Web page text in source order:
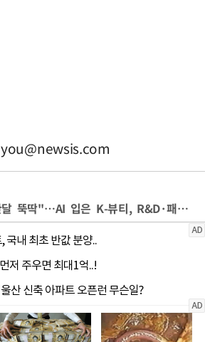
you@newsis.com
"기획 30초·출시 한달 뚝딱"…AI 입은 K-뷰티, R&D·패키징 '초단축'